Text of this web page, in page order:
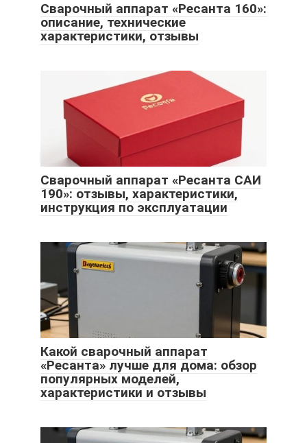
Сварочный аппарат «Ресанта 160»:
описание, технические
характеристики, отзывы
Сварочный аппарат «Ресанта САИ
190»: отзывы, характеристики,
инструкция по эксплуатации
Какой сварочный аппарат
«Ресанта» лучше для дома: обзор
популярных моделей,
характеристики и отзывы